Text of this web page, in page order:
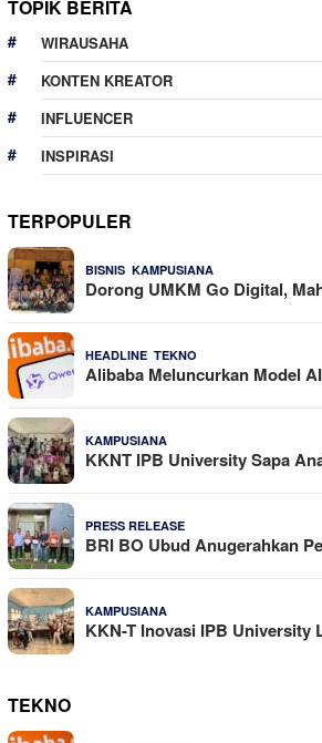
TOPIK BERITA
WIRAUSAHA
KONTEN KREATOR
INFLUENCER
INSPIRASI
TERPOPULER
BISNIS KAMPUSIANA
Dorong UMKM Go Digital,
HEADLINE TEKNO
Alibaba Meluncurkan Model
KAMPUSIANA
KKNT IPB University Sapa
PRESS RELEASE
BRI BO Ubud Anugerahkan
KAMPUSIANA
KKN-T Inovasi IPB University
TEKNO